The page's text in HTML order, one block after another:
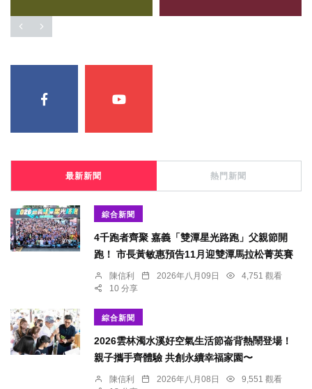
最新新聞 熱門新聞
綜合新聞
4千跑者齊聚 嘉義「雙潭星光路跑」父親節開
跑！ 市長黃敏惠預告11月迎雙潭馬拉松菁英賽
陳信利 2026年八月09日
4,751 觀看
10 分享
綜合新聞
2026雲林濁水溪好空氣生活節崙背熱鬧登場！
親子攜手齊體驗 共創永續幸福家園〜
陳信利 2026年八月08日
9,551 觀看